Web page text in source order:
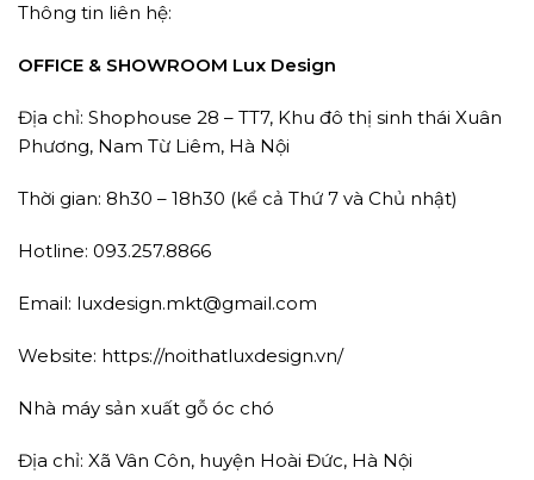
Thông tin liên hệ:
OFFICE & SHOWROOM Lux Design
Địa chỉ: Shophouse 28 – TT7, Khu đô thị sinh thái Xuân
Phương, Nam Từ Liêm, Hà Nội
Thời gian: 8h30 – 18h30 (kể cả Thứ 7 và Chủ nhật)
Hotline: 093.257.8866
Email: luxdesign.mkt@gmail.com
Website: https://noithatluxdesign.vn/
Nhà máy sản xuất gỗ óc chó
Địa chỉ: Xã Vân Côn, huyện Hoài Đức, Hà Nội